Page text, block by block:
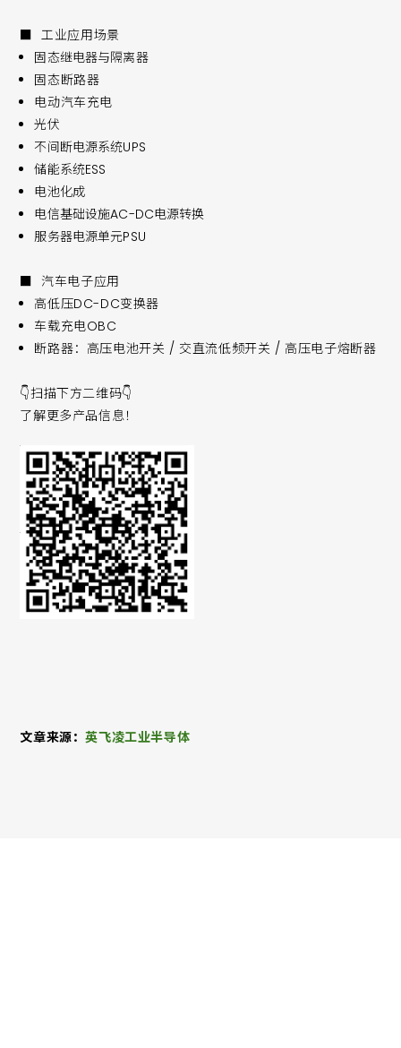
■ 工业应用场景
固态继电器与隔离器
固态断路器
电动汽车充电
光伏
不间断电源系统UPS
储能系统ESS
电池化成
电信基础设施AC-DC电源转换
服务器电源单元PSU
■ 汽车电子应用
高低压DC-DC变换器
车载充电OBC
断路器：高压电池开关 / 交直流低频开关 / 高压电子熔断器
👇扫描下方二维码👇
了解更多产品信息！
文章来源：英飞凌工业半导体